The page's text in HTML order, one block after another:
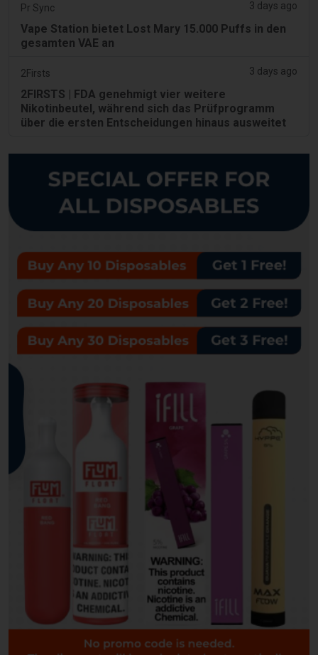
Pr Sync 3 days ago
Vape Station bietet Lost Mary 15.000 Puffs in den
gesamten VAE an
2Firsts 3 days ago
2FIRSTS | FDA genehmigt vier weitere
Nikotinbeutel, während sich das Prüfprogramm
über die ersten Entscheidungen hinaus ausweitet